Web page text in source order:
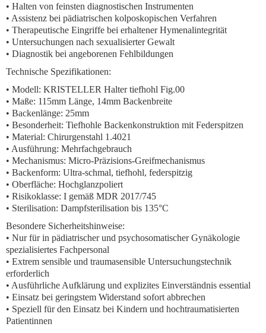
• Halten von feinsten diagnostischen Instrumenten
• Assistenz bei pädiatrischen kolposkopischen Verfahren
• Therapeutische Eingriffe bei erhaltener Hymenalintegrität
• Untersuchungen nach sexualisierter Gewalt
• Diagnostik bei angeborenen Fehlbildungen
Technische Spezifikationen:
• Modell: KRISTELLER Halter tiefhohl Fig.00
• Maße: 115mm Länge, 14mm Backenbreite
• Backenlänge: 25mm
• Besonderheit: Tiefhohle Backenkonstruktion mit Federspitzen
• Material: Chirurgenstahl 1.4021
• Ausführung: Mehrfachgebrauch
• Mechanismus: Micro-Präzisions-Greifmechanismus
• Backenform: Ultra-schmal, tiefhohl, federspitzig
• Oberfläche: Hochglanzpoliert
• Risikoklasse: I gemäß MDR 2017/745
• Sterilisation: Dampfsterilisation bis 135°C
Besondere Sicherheitshinweise:
• Nur für in pädiatrischer und psychosomatischer Gynäkologie
spezialisiertes Fachpersonal
• Extrem sensible und traumasensible Untersuchungstechnik
erforderlich
• Ausführliche Aufklärung und explizites Einverständnis essential
• Einsatz bei geringstem Widerstand sofort abbrechen
• Speziell für den Einsatz bei Kindern und hochtraumatisierten
Patientinnen